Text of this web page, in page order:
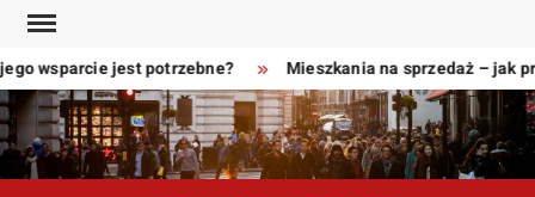
Skip
contentwsparcie jest potrzebne? Mieszkania na sprzedaż – jak